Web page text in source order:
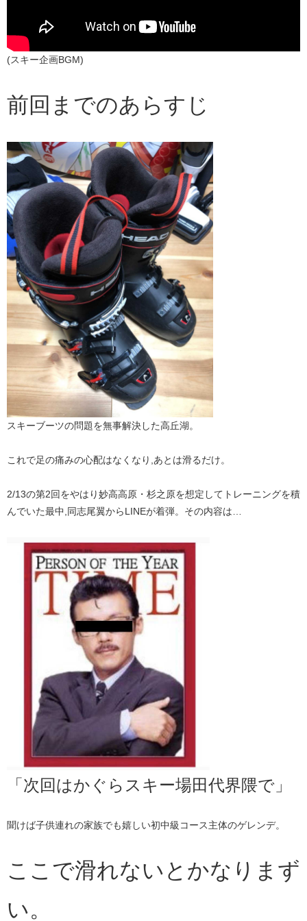
(スキー企画BGM)
前回までのあらすじ
スキーブーツの問題を無事解決した高丘湖。
これで足の痛みの心配はなくなり,あとは滑るだけ。
2/13の第2回をやはり妙高高原・杉之原を想定してトレーニングを積
んでいた最中,同志尾翼からLINEが着弾。その内容は…
「次回はかぐらスキー場田代界隈で」
聞けば子供連れの家族でも嬉しい初中級コース主体のゲレンデ。
ここで滑れないとかなりまず
い。